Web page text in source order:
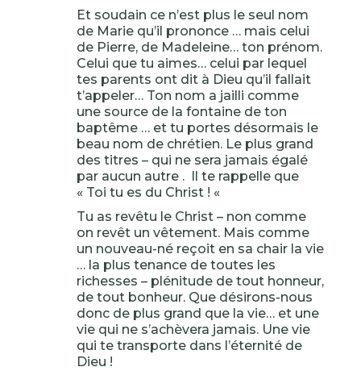
Et soudain ce n’est plus le seul nom
de Marie qu’il prononce … mais celui
de Pierre, de Madeleine… ton prénom.
Celui que tu aimes… celui par lequel
tes parents ont dit à Dieu qu’il fallait
t’appeler… Ton nom a jailli comme
une source de la fontaine de ton
baptême … et tu portes désormais le
beau nom de chrétien. Le plus grand
des titres – qui ne sera jamais égalé
par aucun autre . Il te rappelle que
« Toi tu es du Christ ! «
Tu as revêtu le Christ – non comme
on revêt un vêtement. Mais comme
un nouveau-né reçoit en sa chair la vie
… la plus tenance de toutes les
richesses – plénitude de tout honneur,
de tout bonheur. Que désirons-nous
donc de plus grand que la vie… et une
vie qui ne s’achèvera jamais. Une vie
qui te transporte dans l’éternité de
Dieu !